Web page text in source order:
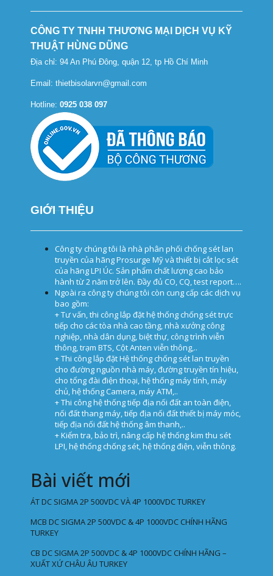
CÔNG TY TNHH THƯƠNG MẠI DỊCH VỤ KỸ
THUẬT HÙNG DŨNG
Địa chỉ: 94 An Phú Đông, quận 12, tp Hồ Chí Minh
Email: thietbisolarvn@gmail.com
Hotline: 0925 038 097
GIỚI THIỆU
Công ty chúng tôi là nhà phân phối chống sét lan
truyền của hãng Prosurge Mỹ và thiết bị cắt lọc sét
của hãng LPI Úc. Sản phẩm chất lượng cao bảo
hành từ 2 năm trở lên. Đầy đủ CO, CQ, test report….
Ngoài ra công ty chúng tôi còn cung cấp các dịch vụ
bao gồm:
+ Tư vấn, thi công lắp đặt hệ thống chống sét trực
tiếp cho các tòa nhà cao tầng, nhà xưởng công
nghiệp, nhà dân dụng, biệt thự, công trình viễn
thông, trạm BTS, Cột Anten viễn thông,..
+ Thi công lắp đặt Hệ thống chống sét lan truyền
cho đường nguồn nhà máy, đường truyền tín hiệu,
cho tổng đài điện thoại, hệ thống máy tính, máy
chủ, hệ thống Camera, máy ATM,..
+ Thi công hệ thống tiếp địa nối đất an toàn điện,
nối đất thang máy, tiếp địa nối đất thiết bị máy móc,
tiếp địa nối đất hệ thống âm thanh,..
+ Kiểm tra, bảo trì, nâng cấp hệ thống kim thu sét
LPI, hệ thống chống sét, hệ thống điện, viễn thông.
Bài viết mới
ÁT DC SIGMA 2P 500VDC VÀ 4P 1000VDC TURKEY
MCB DC SIGMA 2P 500VDC & 4P 1000VDC CHÍNH HÃNG
TURKEY
CB DC SIGMA 2P 500VDC & 4P 1000VDC CHÍNH HÃNG –
XUẤT XỨ CHÂU ÂU TURKEY